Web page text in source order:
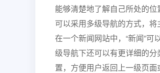
能够清楚地了解自己所处的位
可以采用多级导航的方式，
在一个新闻网站中，“新闻”可
级导航下还可以有更详细的
置，方便用户返回上一级页面